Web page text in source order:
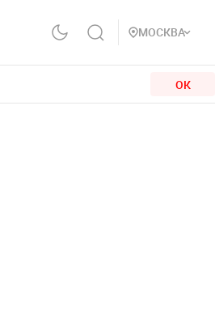
МОСКВА
ОК